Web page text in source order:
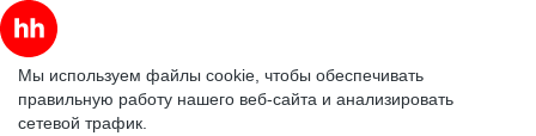
Мы используем файлы cookie, чтобы обеспечивать
правильную работу нашего веб-сайта и анализировать
сетевой трафик.